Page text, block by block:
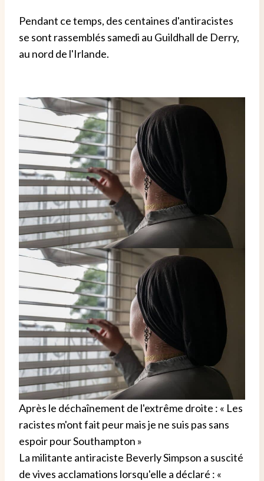
Pendant ce temps, des centaines d'antiracistes
se sont rassemblés samedi au Guildhall de Derry,
au nord de l'Irlande.
Après le déchaînement de l'extrême droite : « Les
racistes m'ont fait peur mais je ne suis pas sans
espoir pour Southampton »
La militante antiraciste Beverly Simpson a suscité
de vives acclamations lorsqu'elle a déclaré : «